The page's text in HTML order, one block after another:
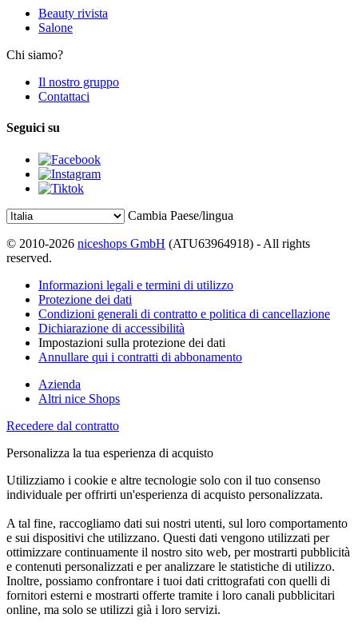
Beauty rivista
Salone
Chi siamo?
Il nostro gruppo
Contattaci
Seguici su
Cambia Paese/lingua
© 2010-2026 niceshops GmbH (ATU63964918) - All rights
reserved.
Informazioni legali e termini di utilizzo
Protezione dei dati
Condizioni generali di contratto e politica di cancellazione
Dichiarazione di accessibilità
Impostazioni sulla protezione dei dati
Annullare qui i contratti di abbonamento
Azienda
Altri nice Shops
Recedere dal contratto
Personalizza la tua esperienza di acquisto
Utilizziamo i cookie e altre tecnologie solo con il tuo consenso
individuale per offrirti un'esperienza di acquisto personalizzata.
A tal fine, raccogliamo dati sui nostri utenti, sul loro comportamento
e sui dispositivi che utilizzano. Questi dati vengono utilizzati per
ottimizzare continuamente il nostro sito web, per mostrarti pubblicità
e contenuti personalizzati e per analizzare le statistiche di utilizzo.
Inoltre, possiamo confrontare i tuoi dati crittografati con quelli di
fornitori esterni e mostrarti offerte tramite i loro canali pubblicitari
online, ma solo se utilizzi già i loro servizi.